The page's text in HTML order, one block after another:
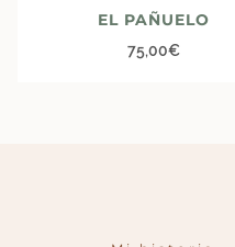
EL PAÑUELO
75,00€